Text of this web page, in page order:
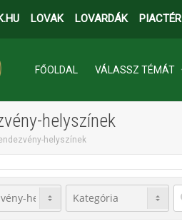
LOVAK LOVARDÁK PIACTÉR
FŐOLDAL VÁLASSZ TÉMÁT
INGATLANOK
helyszínek
helyszínek